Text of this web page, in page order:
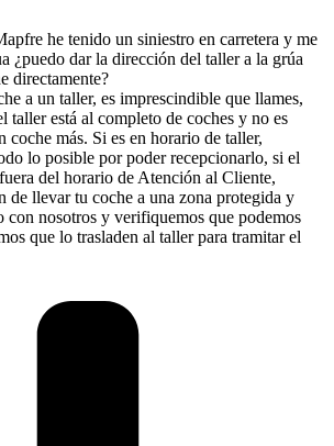
he tenido un siniestro en carretera y me
¿puedo dar la dirección del taller a la grúa
directamente?
a un taller, es imprescindible que llames,
taller está al completo de coches y no es
coche más. Si es en horario de taller,
lo posible por poder recepcionarlo, si el
del horario de Atención al Cliente,
de llevar tu coche a una zona protegida y
con nosotros y verifiquemos que podemos
que lo trasladen al taller para tramitar el